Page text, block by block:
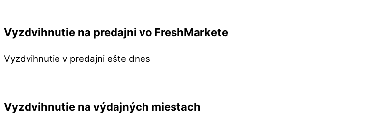
Vyzdvihnutie na predajni vo FreshMarkete
Vyzdvihnutie v predajni ešte dnes
Vyzdvihnutie na výdajných miestach